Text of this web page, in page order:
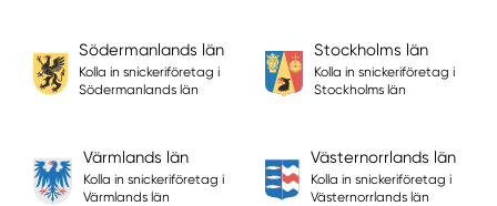
Södermanlands län
Kolla in snickeriföretag i
Södermanlands län
Stockholms län
Kolla in snickeriföretag i
Stockholms län
Värmlands län
Kolla in snickeriföretag i
Värmlands län
Västernorrlands län
Kolla in snickeriföretag i
Västernorrlands län